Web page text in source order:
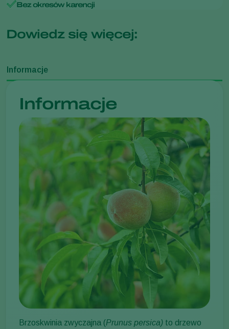
Bez okresów karencji
Dowiedz się więcej:
Informacje
Informacje
Brzoskwinia zwyczajna (Prunus persica) to drzewo